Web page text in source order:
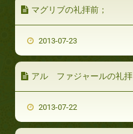
マグリブの礼拝前；
2013-07-23
アル ファジャールの礼拝
2013-07-22